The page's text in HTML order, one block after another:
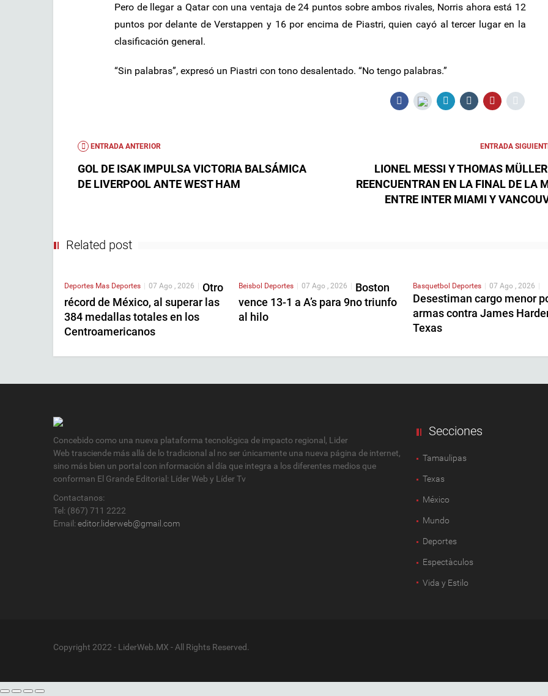
Pero de llegar a Qatar con una ventaja de 24 puntos sobre ambos rivales, Norris ahora está 12
puntos por delante de Verstappen y 16 por encima de Piastri, quien cayó al tercer lugar en la
clasificación general.
“Sin palabras”, expresó un Piastri con tono desalentado. “No tengo palabras.”
ENTRADA ANTERIOR
GOL DE ISAK IMPULSA VICTORIA BALSÁMICA
DE LIVERPOOL ANTE WEST HAM
ENTRADA
LIONEL MESSI Y THOMAS
REENCUENTRAN EN LA FINAL DE LA
ENTRE INTER MIAMI Y
Related post
Deportes Mas Deportes | 07 Ago , 2026 | Otro
récord de México, al superar las
384 medallas totales en los
Centroamericanos
Beisbol Deportes | 07 Ago , 2026 | Boston
vence 13-1 a A’s para 9no triunfo
al hilo
Basquetbol Deportes | 07 Ago , 2026 |
Desestiman cargo menor
armas contra James
Texas
Concebido como una nueva plataforma tecnológica de impacto regional, Lider
Web trasciende más allá de lo tradicional al no ser únicamente una nueva página de internet,
sino más bien un portal con información al día que integra a los diferentes medios que
conforman El Grande Editorial: Líder Web y Líder Tv
Contactanos:
Tel: (867) 711 2222
Email: editor.liderweb@gmail.com
Secciones
Tamaulipas
Texas
México
Mundo
Deportes
Espectàculos
Vida y Estilo
Copyright 2022 - LiderWeb.MX - All Rights Reserved.